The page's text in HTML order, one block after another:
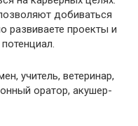
добиваться
развиваете проекты и
учитель, ветеринар,
оратор, акушер-